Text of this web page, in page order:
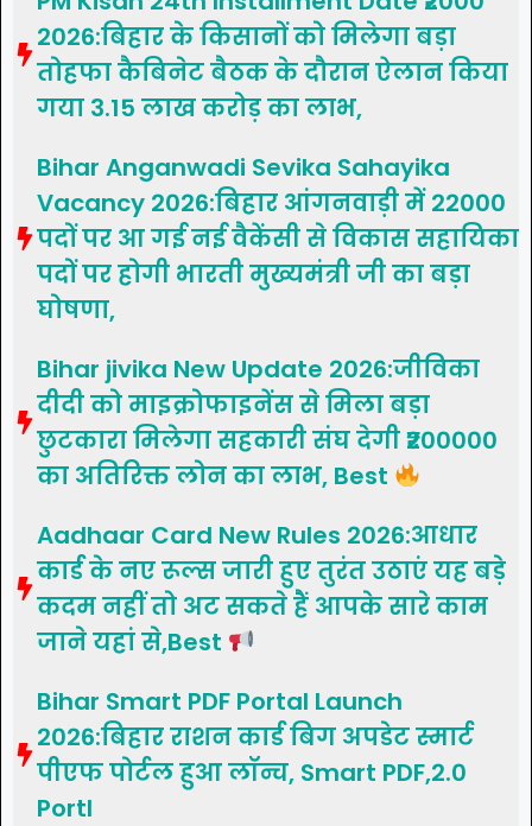
2026:बिहार के किसानों को मिलेगा बड़ा
तोहफा कैबिनेट बैठक के दौरान ऐलान किया
गया 3.15 लाख करोड़ का लाभ,
Bihar Anganwadi Sevika Sahayika
Vacancy 2026:बिहार आंगनवाड़ी में 22000
पदों पर आ गई नई वैकेंसी से विकास सहायिका
पदों पर होगी भारती मुख्यमंत्री जी का बड़ा
घोषणा,
Bihar jivika New Update 2026:जीविका
दीदी को माइक्रोफाइनेंस से मिला बड़ा
छुटकारा मिलेगा सहकारी संघ देगी ₹200000
का अतिरिक्त लोन का लाभ, Best
Aadhaar Card New Rules 2026:आधार
कार्ड के नए रूल्स जारी हुए तुरंत उठाएं यह बड़े
कदम नहीं तो अट सकते हैं आपके सारे काम
जाने यहां से,Best
Bihar Smart PDF Portal Launch
2026:बिहार राशन कार्ड बिग अपडेट स्मार्ट
पीएफ पोर्टल हुआ लॉन्च, Smart PDF,2.0
Portl